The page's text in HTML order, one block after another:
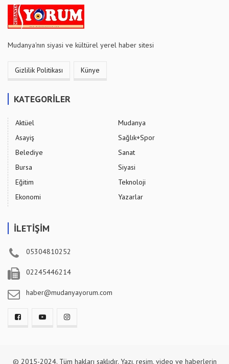
Mudanya'nın siyasi ve kültürel yerel haber sitesi
Gizlilik Politikası Künye
KATEGORİLER
Aktüel
Asayiş
Belediye
Bursa
Eğitim
Ekonomi
Mudanya
Sağlık+Spor
Sanat
Siyasi
Teknoloji
Yazarlar
İLETİŞİM
05304810252
02245446214
haber@mudanyayorum.com
© 2015-2024. Tüm hakları saklıdır. Yazı, resim, video ve haberlerin